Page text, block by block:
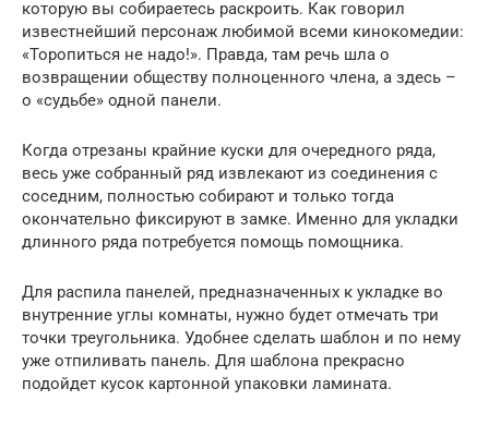
которую вы собираетесь раскроить. Как говорил
известнейший персонаж любимой всеми кинокомедии:
«Торопиться не надо!». Правда, там речь шла о
возвращении обществу полноценного члена, а здесь –
о «судьбе» одной панели.
Когда отрезаны крайние куски для очередного ряда,
весь уже собранный ряд извлекают из соединения с
соседним, полностью собирают и только тогда
окончательно фиксируют в замке. Именно для укладки
длинного ряда потребуется помощь помощника.
Для распила панелей, предназначенных к укладке во
внутренние углы комнаты, нужно будет отмечать три
точки треугольника. Удобнее сделать шаблон и по нему
уже отпиливать панель. Для шаблона прекрасно
подойдет кусок картонной упаковки ламината.